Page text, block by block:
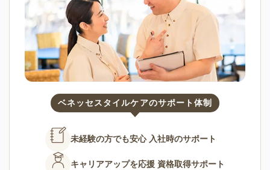
ベネッセスタイルケアのサポート体制
未経験の方でも安心 入社時のサポート
キャリアアップを応援 資格取得サポート